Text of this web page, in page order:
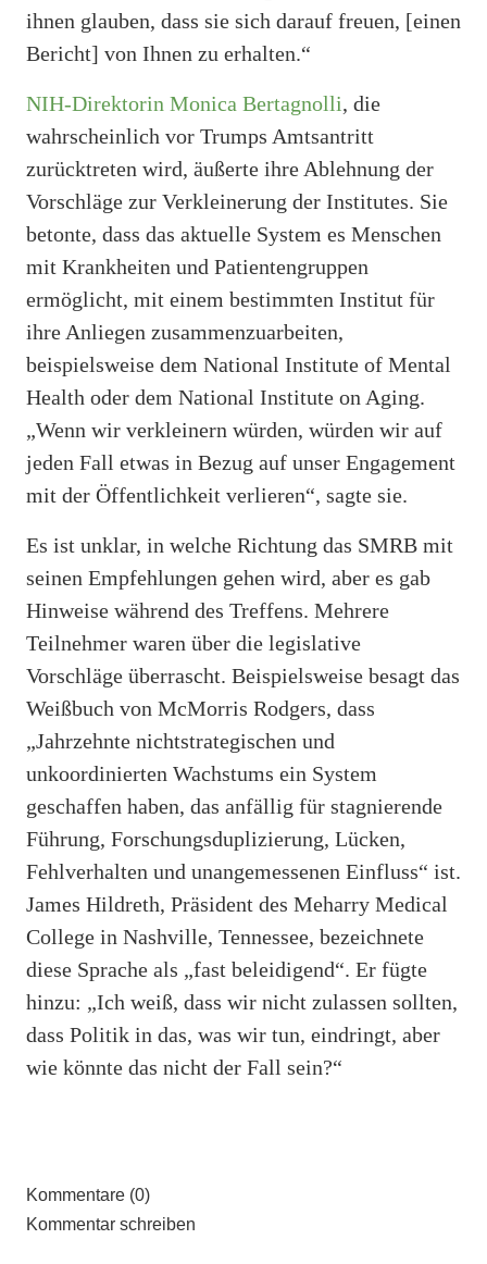
ihnen glauben, dass sie sich darauf freuen, [einen
Bericht] von Ihnen zu erhalten.“
NIH-Direktorin Monica Bertagnolli, die
wahrscheinlich vor Trumps Amtsantritt
zurücktreten wird, äußerte ihre Ablehnung der
Vorschläge zur Verkleinerung der Institutes. Sie
betonte, dass das aktuelle System es Menschen
mit Krankheiten und Patientengruppen
ermöglicht, mit einem bestimmten Institut für
ihre Anliegen zusammenzuarbeiten,
beispielsweise dem National Institute of Mental
Health oder dem National Institute on Aging.
„Wenn wir verkleinern würden, würden wir auf
jeden Fall etwas in Bezug auf unser Engagement
mit der Öffentlichkeit verlieren“, sagte sie.
Es ist unklar, in welche Richtung das SMRB mit
seinen Empfehlungen gehen wird, aber es gab
Hinweise während des Treffens. Mehrere
Teilnehmer waren über die legislative
Vorschläge überrascht. Beispielsweise besagt das
Weißbuch von McMorris Rodgers, dass
„Jahrzehnte nichtstrategischen und
unkoordinierten Wachstums ein System
geschaffen haben, das anfällig für stagnierende
Führung, Forschungsduplizierung, Lücken,
Fehlverhalten und unangemessenen Einfluss“ ist.
James Hildreth, Präsident des Meharry Medical
College in Nashville, Tennessee, bezeichnete
diese Sprache als „fast beleidigend“. Er fügte
hinzu: „Ich weiß, dass wir nicht zulassen sollten,
dass Politik in das, was wir tun, eindringt, aber
wie könnte das nicht der Fall sein?“
Kommentare (0)
Kommentar schreiben